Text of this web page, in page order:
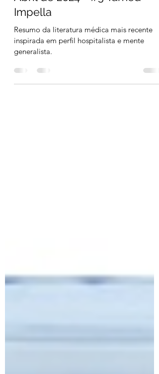
21 de abr. de 2024
15 min de leitura
Abril de 2024 - #3 Tamed
Impella
Resumo da literatura médica mais recente
inspirada em perfil hospitalista e mente